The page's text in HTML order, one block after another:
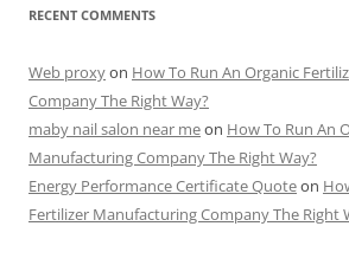
RECENT COMMENTS
Web proxyon How To Run An Organic
Company The Right Way?
maby nail salon near meon How To Run An
Manufacturing Company The Right Way?
Energy Performance Certificate Quoteon
Fertilizer Manufacturing Company The Right